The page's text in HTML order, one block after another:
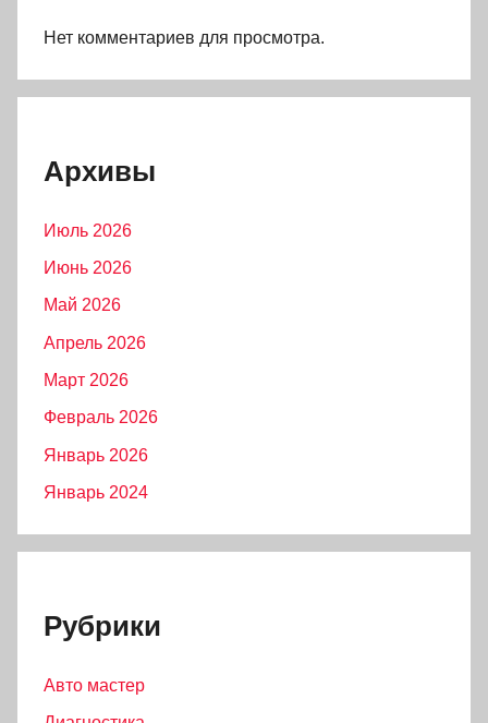
Нет комментариев для просмотра.
Архивы
Июль 2026
Июнь 2026
Май 2026
Апрель 2026
Март 2026
Февраль 2026
Январь 2026
Январь 2024
Рубрики
Авто мастер